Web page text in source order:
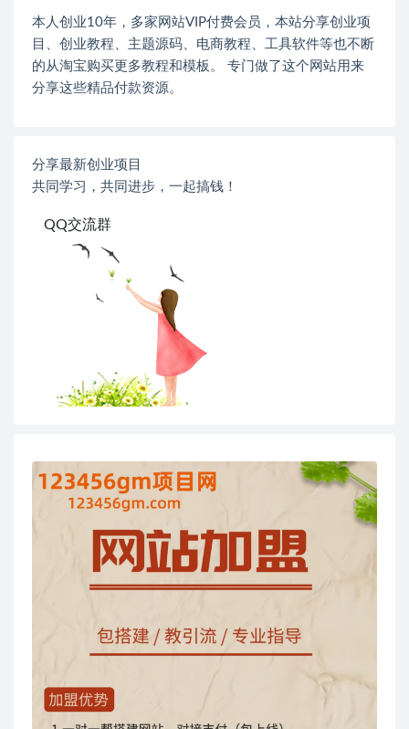
本人创业10年，多家网站VIP付费会员，本站分享创业项
目、创业教程、主题源码、电商教程、工具软件等也不断
的从淘宝购买更多教程和模板。 专门做了这个网站用来
分享这些精品付款资源。
分享最新创业项目
共同学习，共同进步，一起搞钱！
QQ交流群